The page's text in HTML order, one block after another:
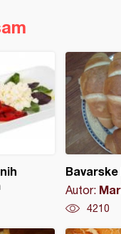
Bavarske
Autor:
4210